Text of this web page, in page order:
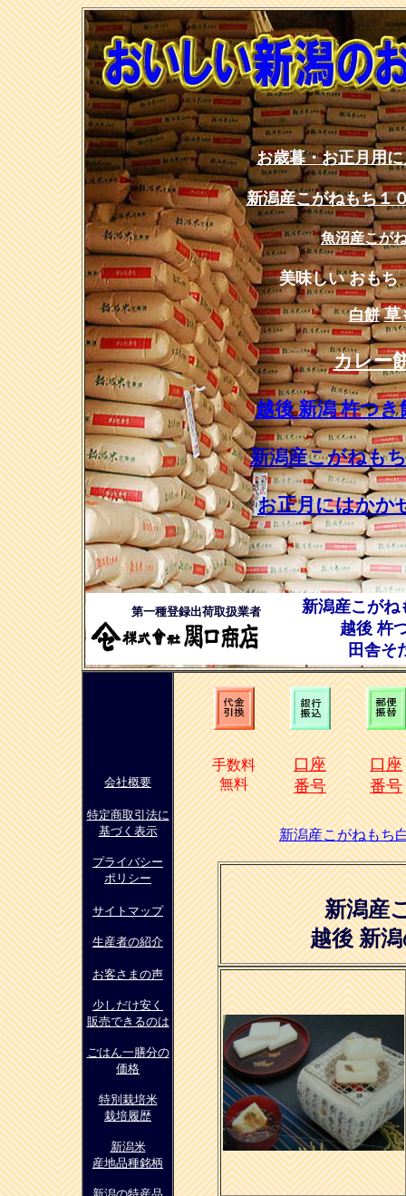
お歳暮・お正月用
新潟産こがねもち１
魚沼産こが
美味しい おも
白餅 草
カレー
越後 新潟 杵つ
新潟産こがねも
お正月にはかか
第一種登録出荷取扱業者
新潟産こがね
越後 杵
田舎そ
会社概要
特定商取引 法に
基づく表示
プライバシー
ポリシー
サイトマップ
生産者の紹介
お客さまの声
少しだけ安く
販売できるのは
ごはん一膳分の
価格
特別栽培米
栽培履歴
新潟米
産地品種銘柄
手数料
無料
口座
番号
口座
番号
新潟産こがねもち
新潟産
越後 新